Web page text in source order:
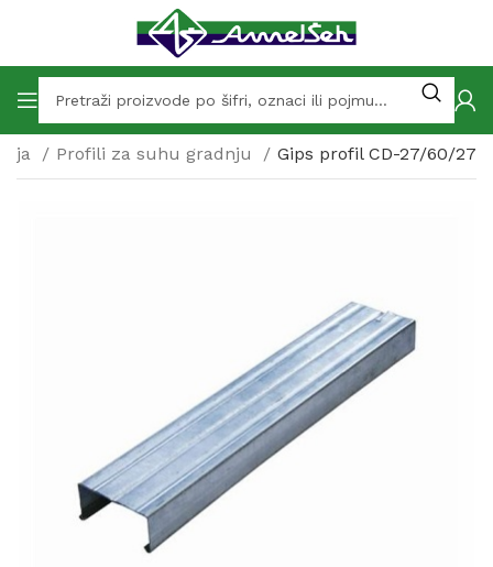
Profili za suhu gradnju Gips profil CD-27/60/27